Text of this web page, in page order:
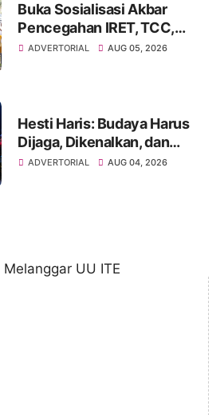
Buka Sosialisasi Akbar
Pencegahan IRET, TCC,
Perundungan, dan Bahaya
ADVERTORIAL AUG 05, 2026
Hesti Haris: Budaya Harus
Dijaga, Dikenalkan, dan
Diwariskan
ADVERTORIAL AUG 04, 2026
UU ITE